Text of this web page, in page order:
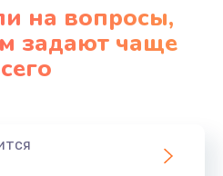
на вопросы,
задают чаще